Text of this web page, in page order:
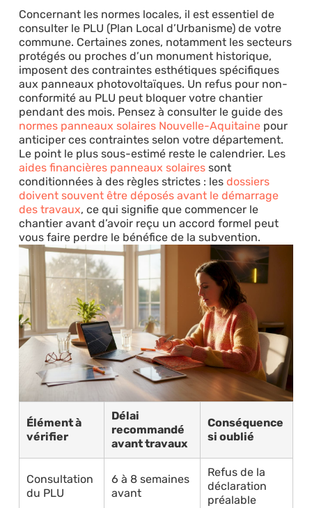
Concernant les normes locales, il est essentiel de
consulter le PLU (Plan Local d’Urbanisme) de votre
commune. Certaines zones, notamment les secteurs
protégés ou proches d’un monument historique,
imposent des contraintes esthétiques spécifiques
aux panneaux photovoltaïques. Un refus pour non-
conformité au PLU peut bloquer votre chantier
pendant des mois. Pensez à consulter le guide des
normes panneaux solaires Nouvelle-Aquitainepour
anticiper ces contraintes selon votre département.
Le point le plus sous-estimé reste le calendrier. Les
aides financières panneaux solairessont
conditionnées à des règles strictes : les dossiers
doivent souvent être déposés avant le démarrage
des travaux, ce qui signifie que commencer le
chantier avant d’avoir reçu un accord formel peut
vous faire perdre le bénéfice de la subvention.
Élément à
vérifier
Délai
recommandé
avant travaux
Conséquence
si oublié
Consultation
du PLU
6 à 8 semaines
avant
Refus de la
déclaration
préalable